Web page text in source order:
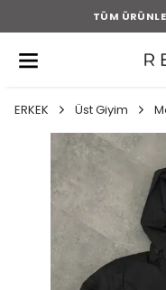
TÜM
ERKEK Üst Giyim